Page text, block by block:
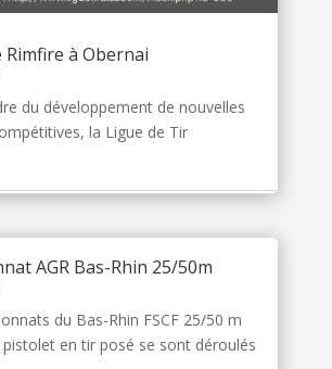
Rimfire à Obernai
du développement de nouvelles
la Ligue de Tir
AGR Bas-Rhin 25/50m
du Bas-Rhin FSCF 25/50 m
en tir posé se sont déroulés